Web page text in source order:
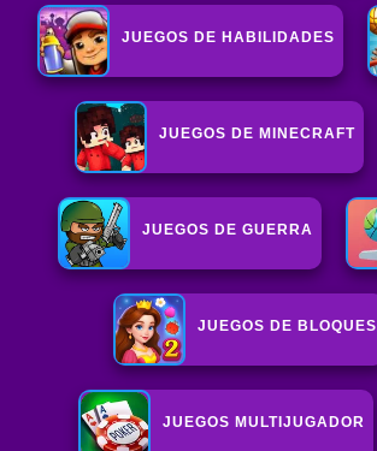
JUEGOS DE HABILIDADES
JUEGOS DE MINECRAFT
JUEGOS DE GUERRA
JUEGOS DE BLOQUES
JUEGOS MULTIJUGADOR